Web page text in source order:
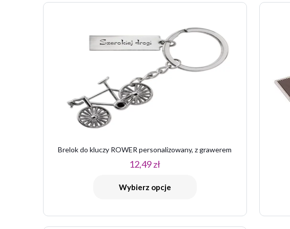
Twoja ocena*
1 z 5 gwiazdek
Brelok do kluczy ROWER personalizowany, z grawerem
12,49zł
Wybierz opcje